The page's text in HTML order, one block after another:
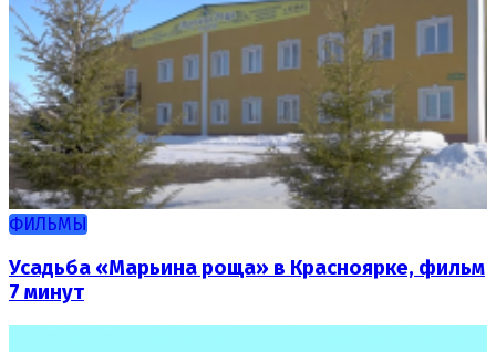
ФИЛЬМЫ
Усадьба «Марьина роща» в Красноярке, фильм
7 минут